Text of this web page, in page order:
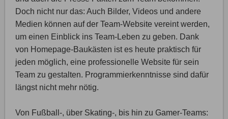
Doch nicht nur das: Auch Bilder, Videos und andere
Medien können auf der Team-Website vereint werden,
um einen Einblick ins Team-Leben zu geben. Dank
von Homepage-Baukästen ist es heute praktisch für
jeden möglich, eine professionelle Website für sein
Team zu gestalten. Programmierkenntnisse sind dafür
längst nicht mehr nötig.
Von Fußball-, über Skating-, bis hin zu Gamer-Teams: